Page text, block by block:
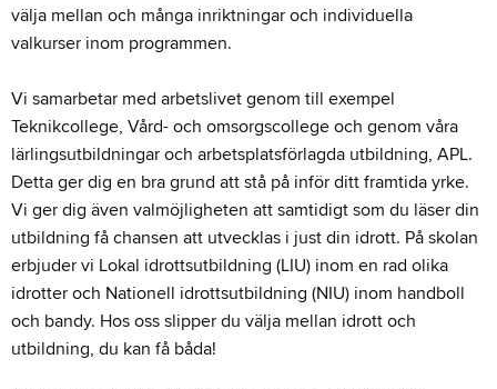
välja mellan och många inriktningar och individuella
valkurser inom programmen.
Vi samarbetar med arbetslivet genom till exempel
Teknikcollege, Vård- och omsorgscollege och genom våra
lärlingsutbildningar och arbetsplatsförlagda utbildning, APL.
Detta ger dig en bra grund att stå på inför ditt framtida yrke.
Vi ger dig även valmöjligheten att samtidigt som du läser din
utbildning få chansen att utvecklas i just din idrott. På skolan
erbjuder vi Lokal idrottsutbildning (LIU) inom en rad olika
idrotter och Nationell idrottsutbildning (NIU) inom handboll
och bandy. Hos oss slipper du välja mellan idrott och
utbildning, du kan få båda!